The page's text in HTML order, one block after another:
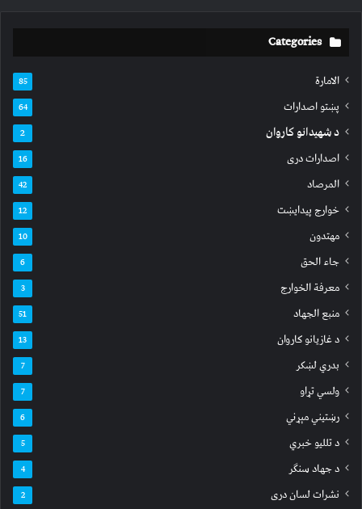
Categories
الامارة 85
پښتو اصدارات 64
د شهیدانو کاروان 2
اصدارات دری 16
المرصاد 42
خوارج پیدایښت 12
مهتدون 10
جاء الحق 6
معرفة الخوارج 3
منبع الجهاد 51
د غازیانو کاروان 13
بدري لښکر 7
ولسي تړاو 7
رښتیني مېړني 6
د تللیو خبري 5
د جهاد سنګر 4
نشرات لسان دری 2